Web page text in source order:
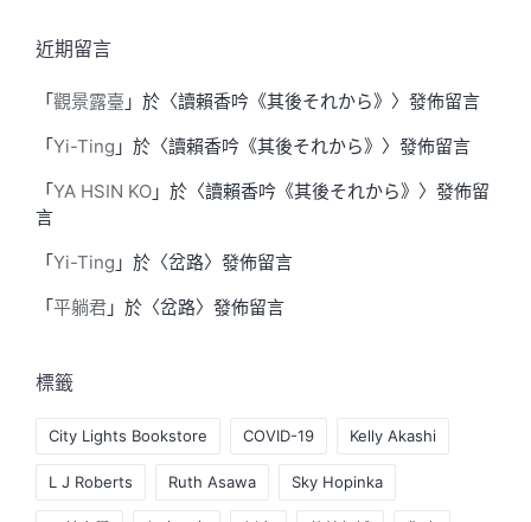
近期留言
「 觀景露臺 」於〈讀賴香吟《其後それから》 〉發佈留言
「 Yi-Ting 」於〈讀賴香吟《其後それから》 〉發佈留言
「 YA HSIN KO 」於〈讀賴香吟《其後それから》 〉發佈留
言
「 Yi-Ting 」於〈岔路〉發佈留言
「 平躺君 」於〈岔路〉發佈留言
標籤
City Lights Bookstore COVID-19 Kelly Akashi
L J Roberts Ruth Asawa Sky Hopinka